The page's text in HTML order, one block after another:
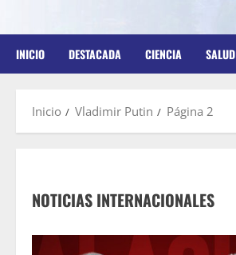
INICIO DESTACADA CIENCIA SALUD
Inicio Vladimir Putin Página 2
NOTICIAS INTERNACIONALES